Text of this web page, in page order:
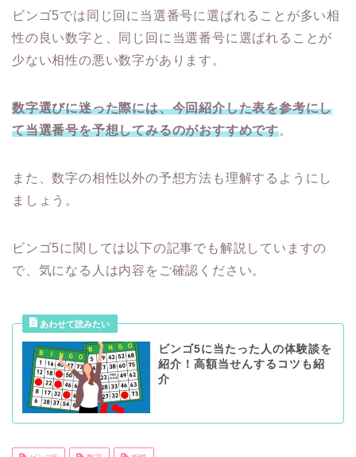
ビンゴ5では同じ回に当選番号に選ばれることが多い相
性の良い数字と、同じ回に当選番号に選ばれることが
少ない相性の悪い数字があります。
数字選びに迷った際には、今回紹介した表を参考にし
て当選番号を予想してみるのがおすすめです。
また、数字の相性以外の予想方法も理解するようにし
ましょう。
ビンゴ5に関しては以下の記事でも解説していますの
で、気になる人は内容をご確認ください。
ビンゴ5に当たった人の体験談を
紹介！高額当せんするコツも紹
介